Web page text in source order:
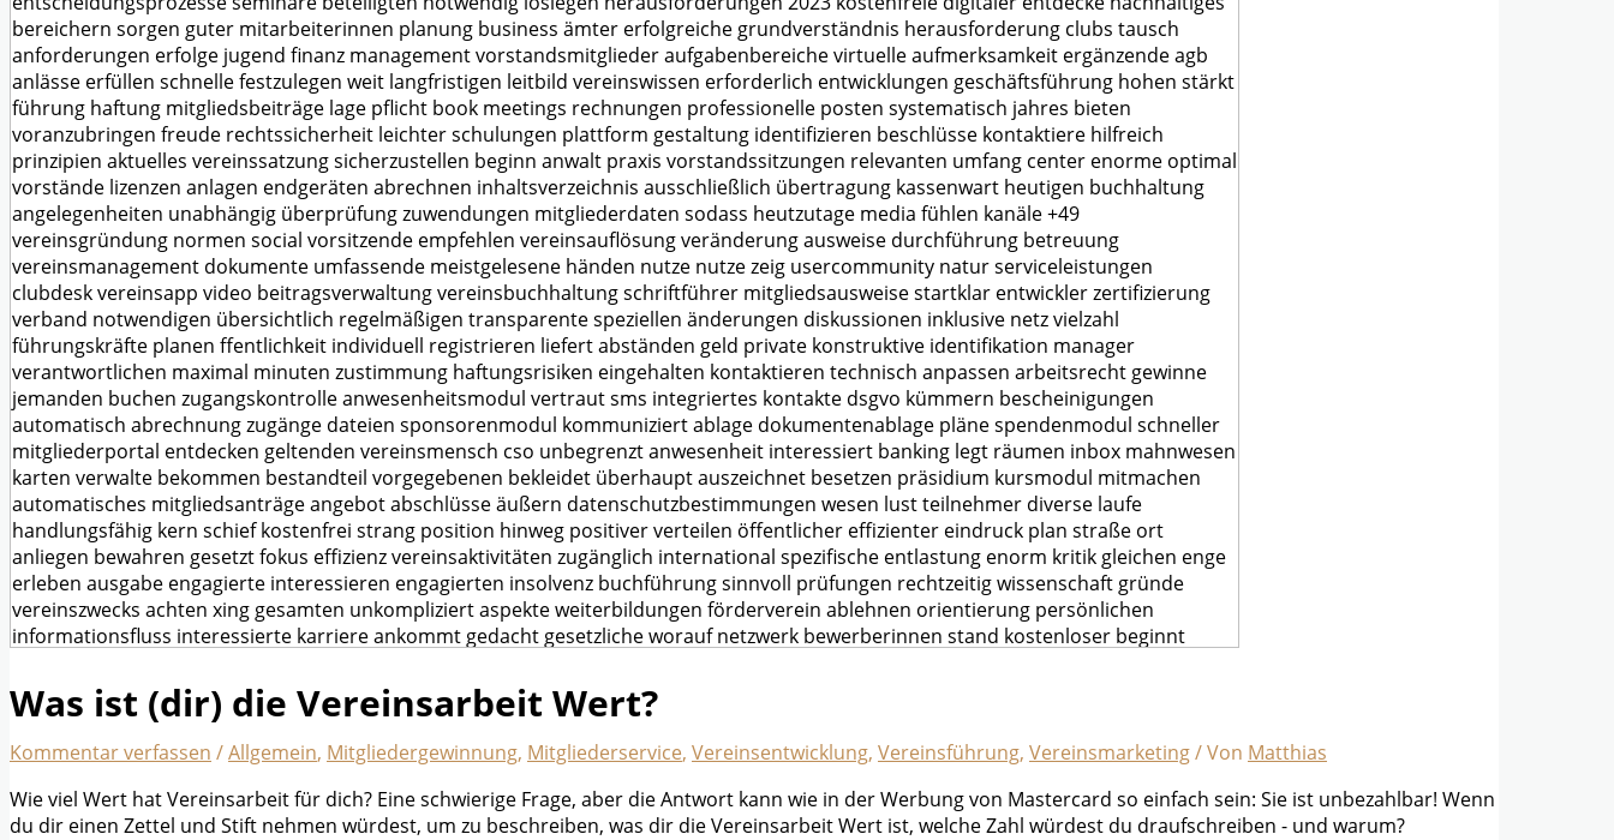
Was ist (dir) die Vereinsarbeit Wert?
Kommentar verfassen /Allgemein, Mitgliedergewinnung, Mitgliederservice, Vereinsentwicklung, Vereinsführung, Vereinsmarketing/ Von Matthias
Wie viel Wert hat Vereinsarbeit für dich? Eine schwierige Frage, aber die Antwort kann wie in der Werbung von Mastercard so einfach sein: Sie ist unbezahlbar! Wenn
du dir einen Zettel und Stift nehmen würdest, um zu beschreiben, was dir die Vereinsarbeit Wert ist, welche Zahl würdest du draufschreiben - und warum?